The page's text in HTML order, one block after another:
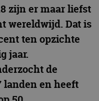
zijn er maar liefst
wereldwijd. Dat is
ten opzichte
jaar.
de
landen en heeft